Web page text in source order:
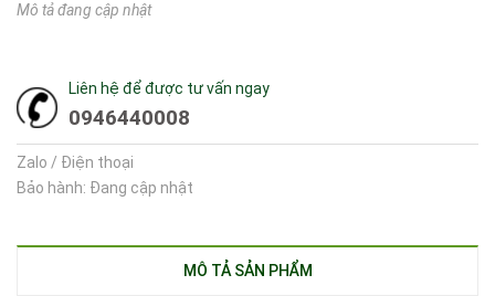
Mô tả đang cập nhật
Liên hệ để được tư vấn ngay
0946440008
Zalo / Điện thoại
Bảo hành: Đang cập nhật
MÔ TẢ SẢN PHẨM